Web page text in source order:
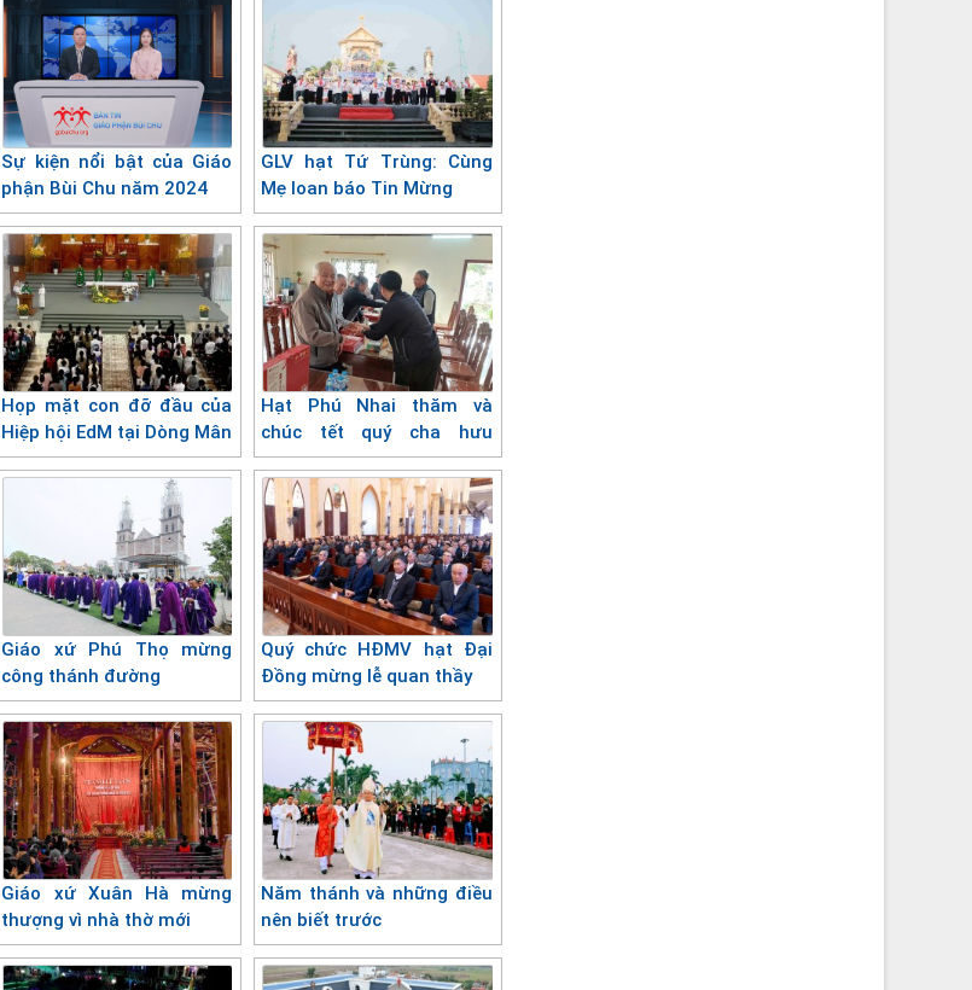
Sự kiện nổi bật của Giáo
phận Bùi Chu năm 2024
GLV hạt Tứ Trùng: Cùng
Mẹ loan báo Tin Mừng
Họp mặt con đỡ đầu của
Hiệp hội EdM tại Dòng Mân
Côi Bùi Chu
Hạt Phú Nhai thăm và
chúc tết quý cha hưu
dưỡng
Giáo xứ Phú Thọ mừng
công thánh đường
Quý chức HĐMV hạt Đại
Đồng mừng lễ quan thầy
Giáo xứ Xuân Hà mừng
thượng vì nhà thờ mới
Năm thánh và những điều
nên biết trước